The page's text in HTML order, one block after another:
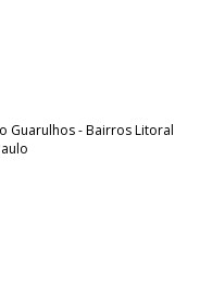
Guarulhos - BairrosLitoral